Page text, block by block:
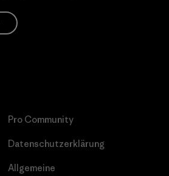
Pro Community
Datenschutzerklärung
Allgemeine